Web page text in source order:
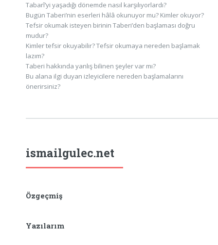
Tabarî’yi yaşadığı dönemde nasıl karşılıyorlardı?
Bugün Taberi’nin eserleri hâlâ okunuyor mu? Kimler okuyor?
Tefsir okumak isteyen birinin Taberi’den başlaması doğru
mudur?
Kimler tefsir okuyabilir? Tefsir okumaya nereden başlamak
lazım?
Taberi hakkında yanlış bilinen şeyler var mı?
Bu alana ilgi duyan izleyicilere nereden başlamalarını
önerirsiniz?
ismailgulec.net
Özgeçmiş
Yazılarım